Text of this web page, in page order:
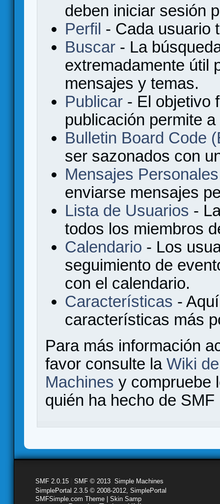
deben iniciar sesión
Perfil - Cada usuario
Buscar - La
extremadamente útil
mensajes y temas.
Publicar - El objetivo
publicación permite
Bulletin Board Code
ser sazonados con
Mensajes Personales
enviarse mensajes
Lista de Usuarios -
todos los miembros
Calendario - Los
seguimiento de
con el calendario.
Características -
características más
Para más información
favor consulte la Wiki
Machines y compruebe
quién ha hecho de
SMF 2.0.15 SMF © 2013 Simple Machines
SimplePortal 2.3.5 © 2008-2012, SimplePortal
SMFSimple.com Theme | Skin Samp